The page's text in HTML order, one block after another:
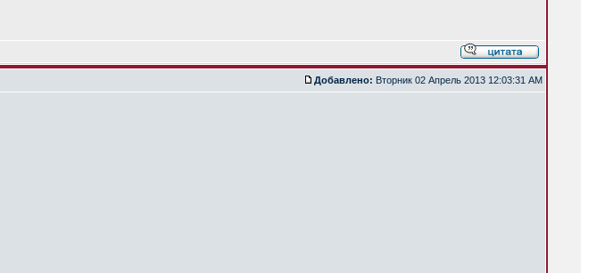
Добавлено: Вторник 02 Апрель 2013 12:03:31 AM